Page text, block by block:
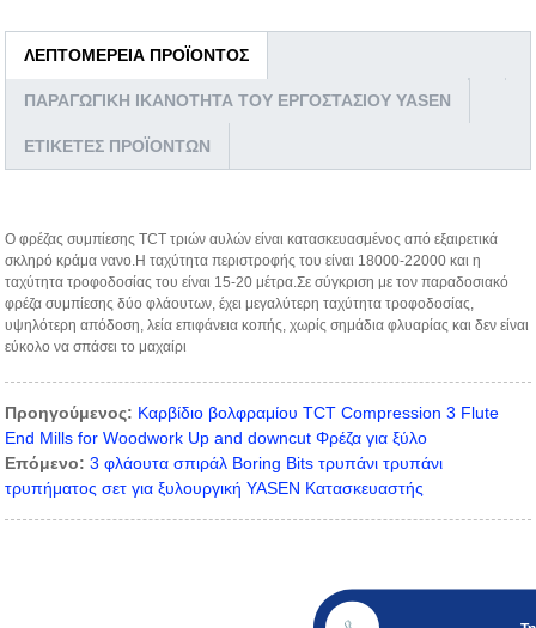
ΛΕΠΤΟΜΈΡΕΙΑ ΠΡΟΪΌΝΤΟΣ
ΠΑΡΑΓΩΓΙΚΉ ΙΚΑΝΌΤΗΤΑ ΤΟΥ ΕΡΓΟΣΤΑΣΊΟΥ YASEN
ΕΤΙΚΈΤΕΣ ΠΡΟΪΌΝΤΩΝ
Ο φρέζας συμπίεσης TCT τριών αυλών είναι κατασκευασμένος από εξαιρετικά
σκληρό κράμα νανο.Η ταχύτητα περιστροφής του είναι 18000-22000 και η
ταχύτητα τροφοδοσίας του είναι 15-20 μέτρα.Σε σύγκριση με τον παραδοσιακό
φρέζα συμπίεσης δύο φλάουτων, έχει μεγαλύτερη ταχύτητα τροφοδοσίας,
υψηλότερη απόδοση, λεία επιφάνεια κοπής, χωρίς σημάδια φλυαρίας και δεν είναι
εύκολο να σπάσει το μαχαίρι
Προηγούμενος: Καρβίδιο βολφραμίου TCT Compression 3 Flute
End Mills for Woodwork Up and downcut Φρέζα για ξύλο
Επόμενο: 3 φλάουτα σπιράλ Boring Bits τρυπάνι τρυπάνι
τρυπήματος σετ για ξυλουργική YASEN Κατασκευαστής